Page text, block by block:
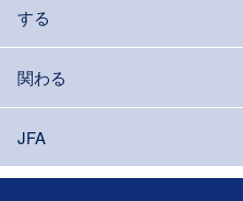
する
関わる
JFA